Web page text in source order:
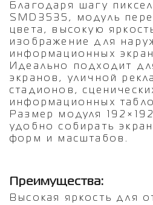
Благодаря шагу
SMD3535, модуль
цвета, высокую
изображение для
информационных
Идеально подходит
экранов, уличной
стадионов,
информационных
Размер модуля
удобно собирать
форм и масштабов.
Преимущества:
Высокая яркость для